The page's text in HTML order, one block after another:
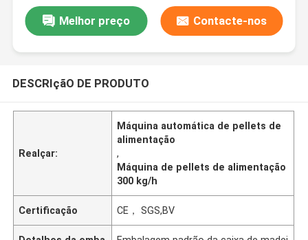
Melhor preço Contacte-nos
DESCRIçãO DE PRODUTO
Realçar:
Máquina automática de pellets de
alimentação
,
Máquina de pellets de alimentação
300 kg/h
Certificação CE， SGS,BV